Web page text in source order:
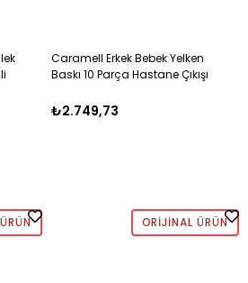
Caramell Erkek Bebek Yelken
Baskı 10 Parça Hastane Çıkışı
₺2.749,73
ORIJINAL ÜRÜN